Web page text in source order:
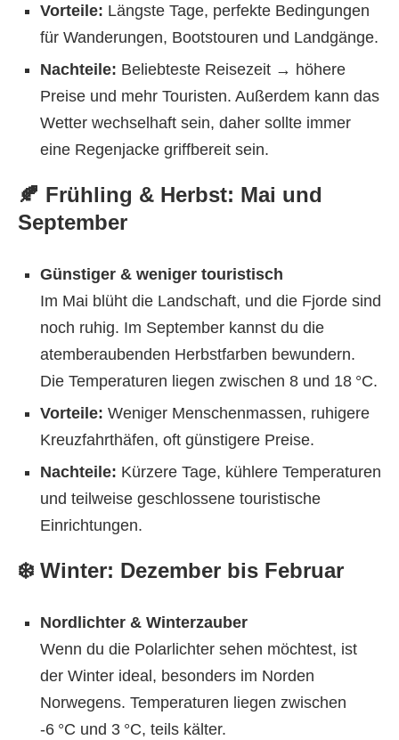
Vorteile: Längste Tage, perfekte Bedingungen
für Wanderungen, Bootstouren und Landgänge.
Nachteile: Beliebteste Reisezeit → höhere
Preise und mehr Touristen. Außerdem kann das
Wetter wechselhaft sein, daher sollte immer
eine Regenjacke griffbereit sein.
🍂 Frühling & Herbst: Mai und
September
Günstiger & weniger touristisch
Im Mai blüht die Landschaft, und die Fjorde sind
noch ruhig. Im September kannst du die
atemberaubenden Herbstfarben bewundern.
Die Temperaturen liegen zwischen 8 und 18 °C.
Vorteile: Weniger Menschenmassen, ruhigere
Kreuzfahrthäfen, oft günstigere Preise.
Nachteile: Kürzere Tage, kühlere Temperaturen
und teilweise geschlossene touristische
Einrichtungen.
❄️ Winter: Dezember bis Februar
Nordlichter & Winterzauber
Wenn du die Polarlichter sehen möchtest, ist
der Winter ideal, besonders im Norden
Norwegens. Temperaturen liegen zwischen
-6 °C und 3 °C, teils kälter.